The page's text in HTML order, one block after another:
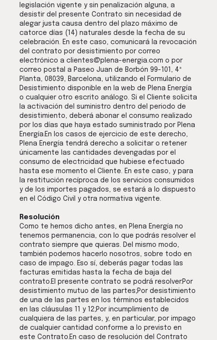
legislación vigente y sin penalización alguna, a
desistir del presente Contrato sin necesidad de
alegar justa causa dentro del plazo máximo de
catorce días (14) naturales desde la fecha de su
celebración. En este caso, comunicará la revocación
del contrato por desistimiento por correo
electrónico a clientes@plena-energia.com o por
correo postal a Paseo Juan de Borbón 99-101, 4ª
Planta, 08039, Barcelona, utilizando el Formulario de
Desistimiento disponible en la web de Plena Energía
o cualquier otro escrito análogo. Si el Cliente solicita
la activación del suministro dentro del periodo de
desistimiento, deberá abonar el consumo realizado
por los días que haya estado suministrado por Plena
Energía.En los casos de ejercicio de este derecho,
Plena Energía tendrá derecho a solicitar o retener
únicamente las cantidades devengadas por el
consumo de electricidad que hubiese efectuado
hasta ese momento el Cliente. En este caso, y para
la restitución recíproca de los servicios consumidos
y de los importes pagados, se estará a lo dispuesto
en el Código Civil y otra normativa vigente.
Resolución
Como te hemos dicho antes, en Plena Energía no
tenemos permanencia, con lo que podrás resolver el
contrato siempre que quieras. Del mismo modo,
también podemos hacerlo nosotros, sobre todo en
caso de impago. Eso sí, deberás pagar todas las
facturas emitidas hasta la fecha de baja del
contrato.El presente contrato se podrá resolver:Por
desistimiento mutuo de las partes;Por desistimiento
de una de las partes en los términos establecidos
en las cláusulas 11 y 12;Por incumplimiento de
cualquiera de las partes, y, en particular, por impago
de cualquier cantidad conforme a lo previsto en
este Contrato.En caso de resolución del Contrato